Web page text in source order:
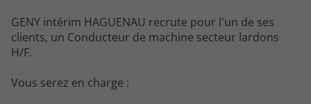
GENY intérim HAGUENAU recrute pour l'un de ses
clients, un Conducteur de machine secteur lardons
H/F.
Vous serez en charge :